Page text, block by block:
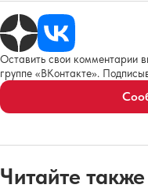
Оставить свои комментарии
группе «ВКонтакте».
Читайте также